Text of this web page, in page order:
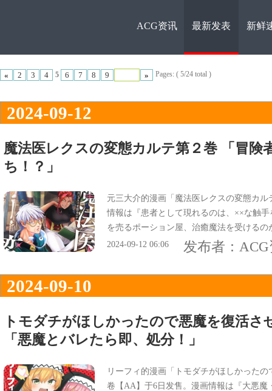
ACG资
ACG资讯 最新发表 新鲜
« 2 3 4 5 6 7 8 9 » Pages: ( 5/24 total )
2024-09-12
魔法医レクスの変態カルテ第２巻 「冒険
ち！？」
元三大介的漫画「魔法医レクスの変態カ
情報は『患者として現れるのは、××な触
を売るポーション屋、治癒魔法を受ける
は『命知らずの冒険者（ヘンタイ）たち大
2024-09-12 06:06 发布者：
2024-09-10
トモダチがほしかったので悪魔を復活さ
「悪魔とバレたら即、処分！」
リーフィ的漫画「トモダチがほしかった
卷【AA】于6日发售。漫画情報は『大悪